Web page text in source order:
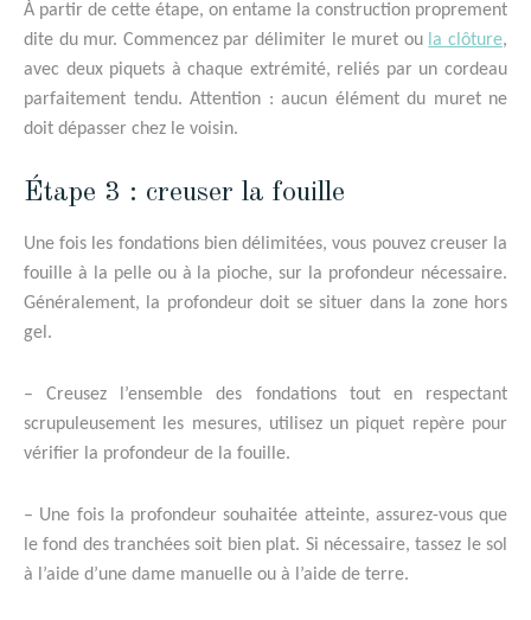
À partir de cette étape, on entame la construction proprement
dite du mur. Commencez par délimiter le muret ou la clôture,
avec deux piquets à chaque extrémité, reliés par un cordeau
parfaitement tendu. Attention : aucun élément du muret ne
doit dépasser chez le voisin.
Étape 3 : creuser la fouille
Une fois les fondations bien délimitées, vous pouvez creuser la
fouille à la pelle ou à la pioche, sur la profondeur nécessaire.
Généralement, la profondeur doit se situer dans la zone hors
gel.
– Creusez l’ensemble des fondations tout en respectant
scrupuleusement les mesures, utilisez un piquet repère pour
vérifier la profondeur de la fouille.
– Une fois la profondeur souhaitée atteinte, assurez-vous que
le fond des tranchées soit bien plat. Si nécessaire, tassez le sol
à l’aide d’une dame manuelle ou à l’aide de terre.